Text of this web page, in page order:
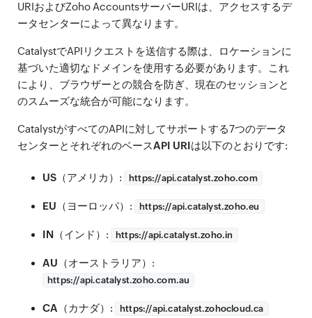
URIおよびZoho AccountsサーバーURIは、アクセスするデ
ータセンターによって異なります。
CatalystでAPIリクエストを送信する際は、ロケーションに
基づいた適切なドメインを使用する必要があります。これ
により、ブラウザーとの競合を防ぎ、現在のセッションと
のスムーズな統合が可能になります。
CatalystがすべてのAPIに対してサポートする7つのデータ
センターとそれぞれのベースAPI URIは以下のとおりです:
US （アメリカ）: https://api.catalyst.zoho.com
EU （ヨーロッパ）: https://api.catalyst.zoho.eu
IN （インド）: https://api.catalyst.zoho.in
AU （オーストラリア）:
https://api.catalyst.zoho.com.au
CA （カナダ）: https://api.catalyst.zohocloud.ca